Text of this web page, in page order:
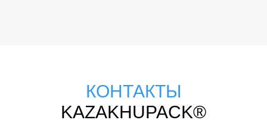
КОНТАКТЫ
KAZAKHUPACK®